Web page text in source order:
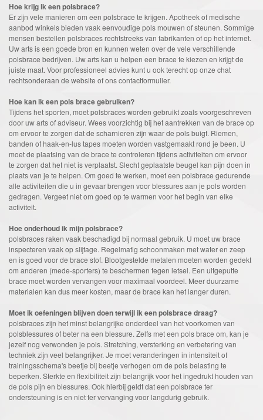
Hoe krijg ik een polsbrace?
Er zijn vele manieren om een ​​polsbrace te krijgen. Apotheek of medische
aanbod winkels bieden vaak eenvoudige pols mouwen of steunen. Sommige
mensen bestellen polsbraces rechtstreeks van fabrikanten of op het internet.
Uw arts is een goede bron en kunnen weten over de vele verschillende
polsbrace bedrijven. Uw arts kan u helpen een brace te kiezen en krijgt de
juiste maat. Voor professioneel advies kunt u ook terecht op onze chat
rechtsonderaan de website of ons contactformulier.
Hoe kan ik een pols brace gebruiken?
Tijdens het sporten, moet polsbraces worden gebruikt zoals voorgeschreven
door uw arts of adviseur. Wees voorzichtig bij het aantrekken van de brace op
om ervoor te zorgen dat de scharnieren zijn waar de pols buigt. Riemen,
banden of haak-en-lus tapes moeten worden vastgemaakt rond je been. U
moet de plaatsing van de brace te controleren tijdens activiteiten om ervoor
te zorgen dat het niet is verplaatst. Slecht geplaatste beugel kan pijn doen in
plaats van je te helpen. Om goed te werken, moet een polsbrace gedurende
alle activiteiten die u in gevaar brengen voor blessures aan je pols worden
gedragen. Vergeet niet om goed op te warmen voor het begin van elke
activiteit.
Hoe onderhoud ik mijn polsbrace?
polsbraces raken vaak beschadigd bij normaal gebruik. U moet uw brace
inspecteren vaak op slijtage. Regelmatig schoonmaken met water en zeep
en is goed voor de brace stof. Blootgestelde metalen moeten worden gedekt
om anderen (mede-sporters) te beschermen tegen letsel. Een uitgeputte
brace moet worden vervangen voor maximaal voordeel. Meer duurzame
materialen kan dus meer kosten, maar de brace kan het langer duren.
Moet ik oefeningen blijven doen terwijl ik een polsbrace draag?
polsbraces zijn het minst belangrijke onderdeel van het voorkomen van
polsblessures of beter na een blessure. Zelfs met een pols brace om, kan je
jezelf nog verwonden je pols. Stretching, versterking en verbetering van
techniek zijn veel belangrijker. Je moet veranderingen in intensiteit of
trainingsschema's beetje bij beetje verhogen om de pols belasting te
beperken. Sterkte en flexibiliteit zijn belangrijk voor het ingedrukt houden van
de pols pijn en blessures. Ook hierbij geldt dat een polsbrace ter
ondersteuning is en niet ter vervanging voor langdurig gebruik.